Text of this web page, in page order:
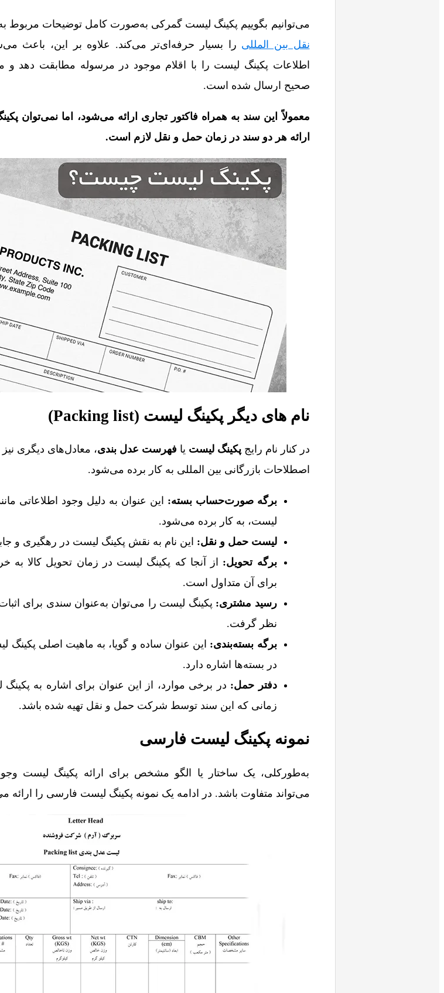
می‌توانیم بگوییم پکینگ لیست گمرکی به‌صورت کامل توضیحات مربوط
نقل بین المللی را بسیار حرفه‌ای‌تر می‌کند. علاوه بر این، باعث
اطلاعات پکینگ لیست را با اقلام موجود در مرسوله مطابقت
صحیح ارسال شده است.
معمولاً این سند به همراه فاکتور تجاری ارائه می‌شود، اما نمی‌توان
ارائه هر دو سند در زمان حمل و نقل لازم است.
نام‌ های دیگر پکینگ لیست (Packing list)
در کنار نام رایجپکینگ لیست یا فهرست عدل بندی، معادل‌های دیگری
اصطلاحات بازرگانی بین المللی به کار برده می‌شود.
برگه صورت‌حساب بسته: این عنوان به دلیل وجود اطلاعاتی
لیست، به کار برده می‌شود.
لیست حمل و نقل: این نام به نقش پکینگ لیست در رهگیری و
برگه تحویل: از آنجا که پکینگ لیست در زمان تحویل کالا به
برای آن متداول است.
رسید مشتری: پکینگ لیست را می‌توان به‌عنوان سندی برای
نظر گرفت.
برگه بسته‌بندی: این عنوان ساده و گویا، به ماهیت اصلی
در بسته‌ها اشاره دارد.
دفتر حمل: در برخی موارد، از این عنوان برای اشاره به
زمانی که این سند توسط شرکت حمل و نقل تهیه شده باشد.
نمونه پکینگ لیست فارسی
به‌طورکلی، یک ساختار یا الگو مشخص برای ارائه پکینگ لیست
می‌تواند متفاوت باشد. در ادامه یک نمونه پکینگ لیست فارسی را ارائه